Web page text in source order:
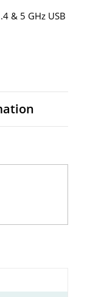
& 5 GHz USB